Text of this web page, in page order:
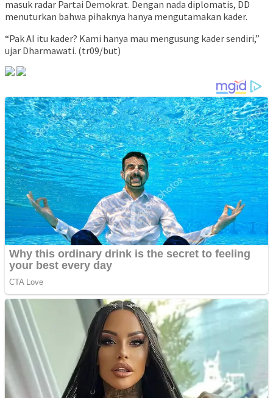
masuk radar Partai Demokrat. Dengan nada diplomatis, DD
menuturkan bahwa pihaknya hanya mengutamakan kader.
“Pak AI itu kader? Kami hanya mau mengusung kader sendiri,”
ujar Dharmawati. (tr09/but)